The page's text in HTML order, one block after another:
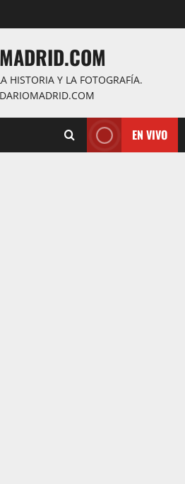
HISTORIA Y LA FOTOGRAFÍA.
EN VIVO